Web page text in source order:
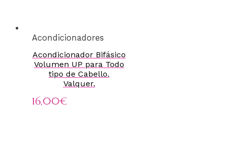
Acondicionadores
Acondicionador Bifásico
Volumen UP para Todo
tipo de Cabello.
Valquer.
16,00€